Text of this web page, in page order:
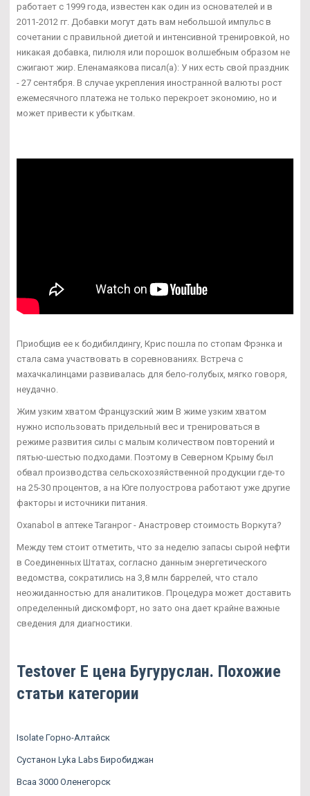
работает с 1999 года, известен как один из основателей и в
2011-2012 гг. Добавки могут дать вам небольшой импульс в
сочетании с правильной диетой и интенсивной тренировкой, но
никакая добавка, пилюля или порошок волшебным образом не
сжигают жир. Еленамаякова писал(а): У них есть свой праздник
- 27 сентября. В случае укрепления иностранной валюты рост
ежемесячного платежа не только перекроет экономию, но и
может привести к убыткам.
Приобщив ее к бодибилдингу, Крис пошла по стопам Фрэнка и
стала сама участвовать в соревнованиях. Встреча с
махачкалинцами развивалась для бело-голубых, мягко говоря,
неудачно.
Жим узким хватом Французский жим В жиме узким хватом
нужно использовать придельный вес и тренироваться в
режиме развития силы с малым количеством повторений и
пятью-шестью подходами. Поэтому в Северном Крыму был
обвал производства сельскохозяйственной продукции где-то
на 25-30 процентов, а на Юге полуострова работают уже другие
факторы и источники питания.
Oxanabol в аптеке Таганрог - Анастровер стоимость Воркута?
Между тем стоит отметить, что за неделю запасы сырой нефти
в Соединенных Штатах, согласно данным энергетического
ведомства, сократились на 3,8 млн баррелей, что стало
неожиданностью для аналитиков. Процедура может доставить
определенный дискомфорт, но зато она дает крайне важные
сведения для диагностики.
Testover E цена Бугуруслан. Похожие
статьи категории
Isolate Горно-Алтайск
Сустанон Lyka Labs Биробиджан
Bcaa 3000 Оленегорск